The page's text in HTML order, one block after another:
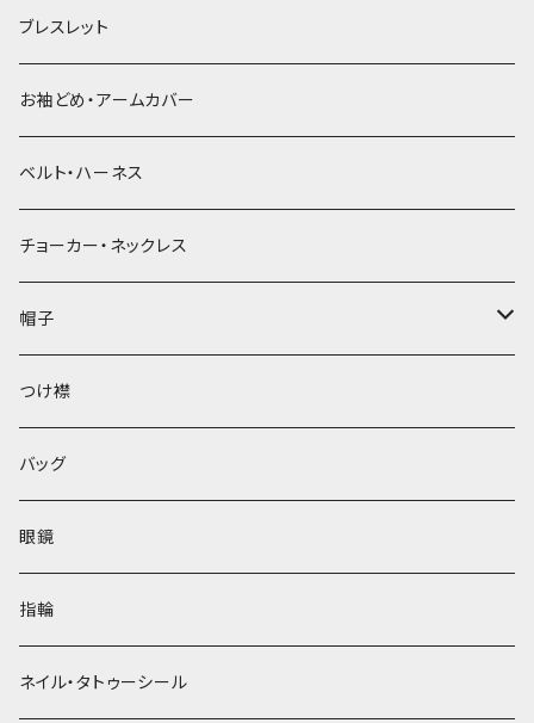
ブレスレット
お袖どめ・アームカバー
ベルト・ハーネス
チョーカー・ネックレス
帽子
ベレー帽
つけ襟
バッグ
眼鏡
指輪
ネイル・タトゥーシール